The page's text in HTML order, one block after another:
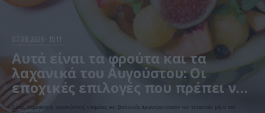
07.08.2026 15:11
Αυτά είναι τα φρούτα και τα
λαχανικά του Αυγούστου: Οι
εποχικές επιλογές που πρέπει να
βάλετε στο τραπέζι σας
Σύκα, δαμάσκηνα, φραγκόσυκα, ντομάτες και βασιλικός πρωταγωνιστούν τον τελευταίο μήνα του